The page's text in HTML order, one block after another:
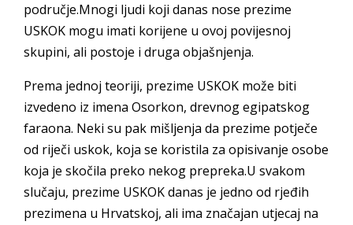
područje.Mnogi ljudi koji danas nose prezime
USKOK mogu imati korijene u ovoj povijesnoj
skupini, ali postoje i druga objašnjenja.
Prema jednoj teoriji, prezime USKOK može biti
izvedeno iz imena Osorkon, drevnog egipatskog
faraona. Neki su pak mišljenja da prezime potječe
od riječi uskok, koja se koristila za opisivanje osobe
koja je skočila preko nekog prepreka.U svakom
slučaju, prezime USKOK danas je jedno od rjeđih
prezimena u Hrvatskoj, ali ima značajan utjecaj na